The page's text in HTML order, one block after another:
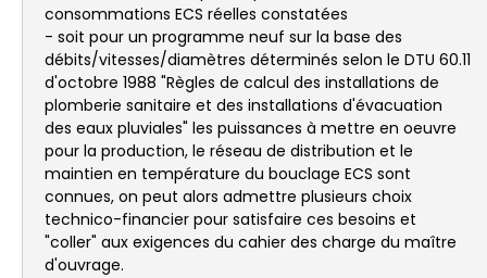
consommations ECS réelles constatées
- soit pour un programme neuf sur la base des
débits/vitesses/diamètres déterminés selon le DTU 60.11
d'octobre 1988 "Règles de calcul des installations de
plomberie sanitaire et des installations d'évacuation
des eaux pluviales" les puissances à mettre en oeuvre
pour la production, le réseau de distribution et le
maintien en température du bouclage ECS sont
connues, on peut alors admettre plusieurs choix
technico-financier pour satisfaire ces besoins et
"coller" aux exigences du cahier des charge du maître
d'ouvrage.